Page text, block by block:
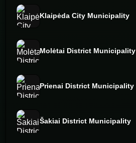
Klaipėda City Municipality
Molėtai District Municipality
Prienai District Municipality
Šakiai District Municipality